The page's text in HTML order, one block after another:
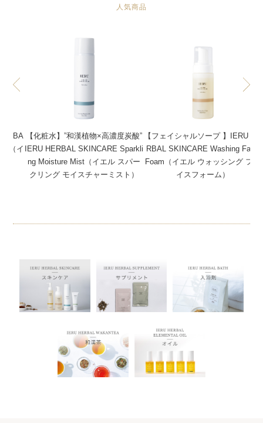
人気商品
（イ
【化粧水】”和漢植物×高濃度炭酸”
IERU HERBAL SKINCARE Sparkli
ng Moisture Mist（イエル スパー
クリング モイスチャーミスト）
【フェイシャルソープ 】IERU HE
RBAL SKINCARE Washing Face
Foam（イエル ウォッシング フェ
イスフォーム）